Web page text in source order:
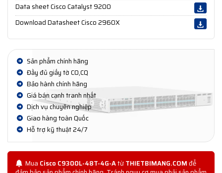
Data sheet Cisco Catalyst 9200
Download Datasheet Cisco 2960X
Sản phẩm chính hãng
Đầy đủ giấy tờ CO,CQ
Bảo hành chính hãng
Giá bán cạnh tranh nhất
Dịch vụ chuyên nghiệp
Giao hàng toàn Quốc
Hỗ trợ kỹ thuật 24/7
Mua Cisco C9300L-48T-4G-AtừTHIETBIMANG.COMđể